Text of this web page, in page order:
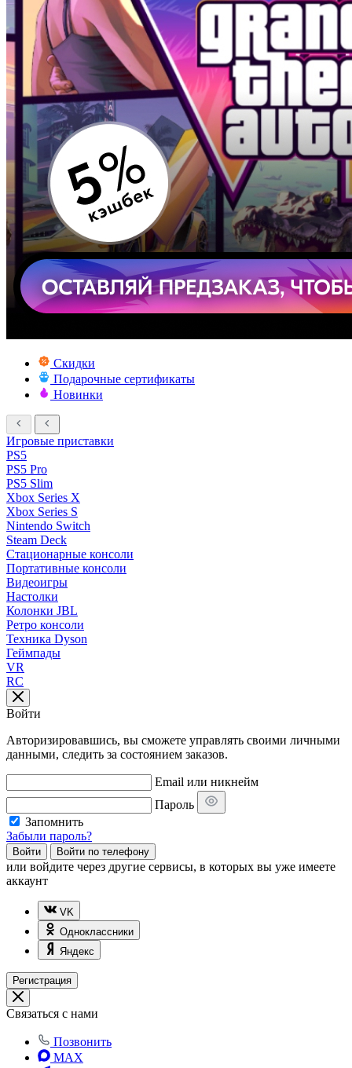
Скидки
Подарочные сертификаты
Новинки
Игровые приставки
PS5
PS5 Pro
PS5 Slim
Xbox Series X
Xbox Series S
Nintendo Switch
Steam Deck
Стационарные консоли
Портативные консоли
Видеоигры
Настолки
Колонки JBL
Ретро консоли
Техника Dyson
Геймпады
VR
RC
Войти
Авторизировавшись, вы сможете управлять своими личными
данными, следить за состоянием заказов.
Email или никнейм
Пароль
Запомнить
Забыли пароль?
Войти Войти по телефону
или войдите через другие сервисы, в которых вы уже имеете
аккаунт
VK
Одноклассники
Яндекс
Регистрация
Связаться с нами
Позвонить
MAX